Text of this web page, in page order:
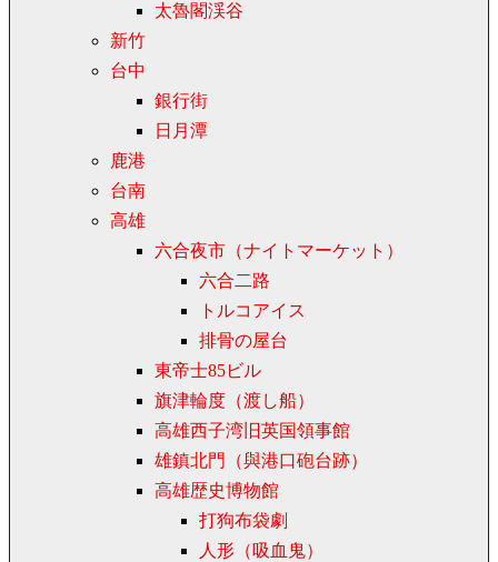
太魯閣渓谷
新竹
台中
銀行街
日月潭
鹿港
台南
高雄
六合夜市（ナイトマーケット）
六合二路
トルコアイス
排骨の屋台
東帝士85ビル
旗津輪度（渡し船）
高雄西子湾旧英国領事館
雄鎮北門（與港口砲台跡）
高雄歴史博物館
打狗布袋劇
人形（吸血鬼）